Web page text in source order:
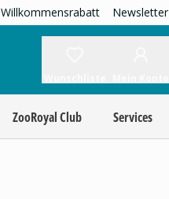
Willkommensrabatt Newsletter
ZooRoyal Club Services